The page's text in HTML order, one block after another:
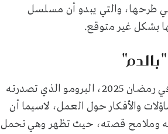
طرحها، والتي يبدو أن مسلسل
بشكل غير متوقع.
، المقرر عرضه في رمضان 2025، البرومو الذي تصدرته
كان كفيلا بطرح التساؤلات والأفكار حول العمل، لاسيما أن
وملامح قصته، حيث تظهر وهي تحمل